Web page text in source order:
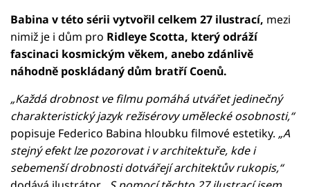
Babina v této sérii vytvořil celkem 27 ilustrací, mezi
nimiž je i dům pro Ridleye Scotta, který odráží
fascinaci kosmickým věkem, anebo zdánlivě
náhodně poskládaný dům bratří Coenů.
„Každá drobnost ve filmu pomáhá utvářet jedinečný
charakteristický jazyk režisérovy umělecké osobnosti,“
popisuje Federico Babina hloubku filmové estetiky. „A
stejný efekt lze pozorovat i v architektuře, kde i
sebemenší drobnosti dotvářejí architektův rukopis,“